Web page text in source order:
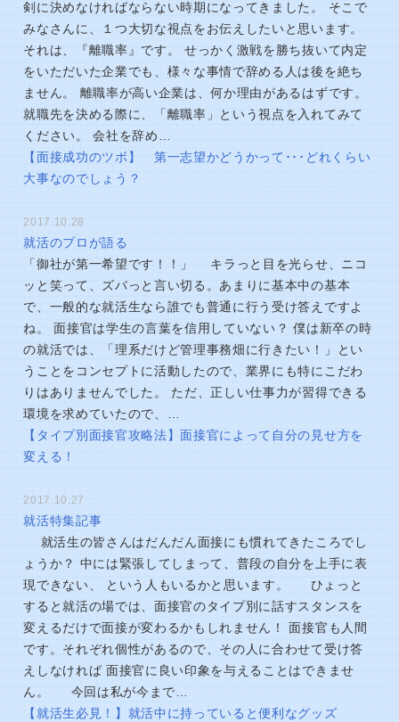
剣に決めなければならない時期になってきました。 そこで
みなさんに、１つ大切な視点をお伝えしたいと思います。
それは、『離職率』です。 せっかく激戦を勝ち抜いて内定
をいただいた企業でも、様々な事情で辞める人は後を絶ち
ません。 離職率が高い企業は、何か理由があるはずです。
就職先を決める際に、「離職率」という視点を入れてみて
ください。 会社を辞め…
【面接成功のツボ】 第一志望かどうかって･･･どれくらい
大事なのでしょう？
2017.10.28
就活のプロが語る
「御社が第一希望です！！」 キラっと目を光らせ、ニコ
ッと笑って、ズバっと言い切る。あまりに基本中の基本
で、一般的な就活生なら誰でも普通に行う受け答えですよ
ね。 面接官は学生の言葉を信用していない？ 僕は新卒の時
の就活では、「理系だけど管理事務畑に行きたい！」とい
うことをコンセプトに活動したので、業界にも特にこだわ
りはありませんでした。 ただ、正しい仕事力が習得できる
環境を求めていたので、…
【タイプ別面接官攻略法】面接官によって自分の見せ方を
変える！
2017.10.27
就活特集記事
就活生の皆さんはだんだん面接にも慣れてきたころでし
ょうか？ 中には緊張してしまって、普段の自分を上手に表
現できない、 という人もいるかと思います。 ひょっと
すると就活の場では、面接官のタイプ別に話すスタンスを
変えるだけで面接が変わるかもしれません！ 面接官も人間
です。それぞれ個性があるので、その人に合わせて受け答
えしなければ 面接官に良い印象を与えることはできませ
ん。 今回は私が今まで…
【就活生必見！】就活中に持っていると便利なグッズ